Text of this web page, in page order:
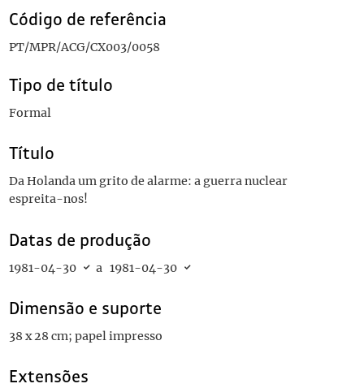
Código de referência
PT/MPR/ACG/CX003/0058
Tipo de título
Formal
Título
Da Holanda um grito de alarme: a guerra nuclear
espreita-nos!
Datas de produção
1981-04-30 a 1981-04-30
Dimensão e suporte
38 x 28 cm; papel impresso
Extensões